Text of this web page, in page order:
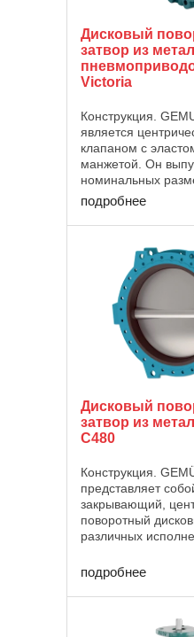
Дисковый
затвор из
Victoria
Конструкция.
является
клапаном с
манжетой. Он
номинальных
600 и с
корпуса
U). Управление
Victoria с
подробнее
Дисковый
затвор из
C480
Конструкция.
представляет
закрывающий,
поворотный
различных
размерами DN
различными
(Wafer, Lug и U-
подробнее